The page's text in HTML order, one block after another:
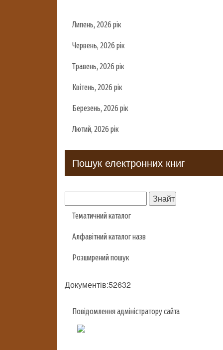
Липень, 2026 рік
Червень, 2026 рік
Травень, 2026 рік
Квітень, 2026 рік
Березень, 2026 рік
Лютий, 2026 рік
Пошук електронних книг
Тематичний каталог
Алфавітний каталог назв
Розширений пошук
Документів:52632
Повідомлення адміністратору сайта